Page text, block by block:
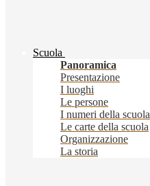
Scuola
Panoramica
Presentazione
I luoghi
Le persone
I numeri della scuola
Le carte della scuola
Organizzazione
La storia